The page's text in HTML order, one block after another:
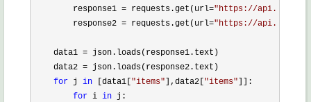
        response1
= requests.get(url="https://
        response2
= requests.get(url="https://
    data1
= json.loads(response1.text)
    data2
= json.loads(response2.text)
for j in [data1[ "items" ],data2[ "items" ]]:
for i in j: